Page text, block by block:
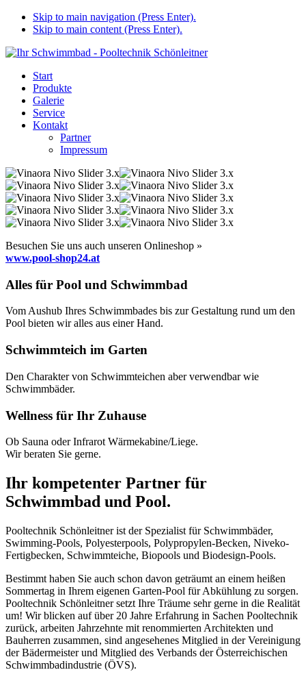
Skip to main navigation (Press Enter).
Skip to main content (Press Enter).
Start
Produkte
Galerie
Service
Kontakt
Partner
Impressum
Besuchen Sie uns auch unseren Onlineshop »
www.pool-shop24.at
Alles für Pool und Schwimmbad
Vom Aushub Ihres Schwimmbades bis zur Gestaltung rund um den
Pool bieten wir alles aus einer Hand.
Schwimmteich im Garten
Den Charakter von Schwimmteichen aber verwendbar wie
Schwimmbäder.
Wellness für Ihr Zuhause
Ob Sauna oder Infrarot Wärmekabine/Liege.
Wir beraten Sie gerne.
Ihr kompetenter Partner für
Schwimmbad und Pool.
Pooltechnik Schönleitner ist der Spezialist für Schwimmbäder,
Swimming-Pools, Polyesterpools, Polypropylen-Becken, Niveko-
Fertigbecken, Schwimmteiche, Biopools und Biodesign-Pools.
Bestimmt haben Sie auch schon davon geträumt an einem heißen
Sommertag in Ihrem eigenen Garten-Pool für Abkühlung zu sorgen.
Pooltechnik Schönleitner setzt Ihre Träume sehr gerne in die Realität
um! Wir blicken auf über 20 Jahre Erfahrung in Sachen Pooltechnik
zurück, arbeiten Jahrzehnte mit renommierten Architekten und
Bauherren zusammen, sind angesehenes Mitglied in der Vereinigung
der Bädermeister und Mitglied des Verbands der Österreichischen
Schwimmbadindustrie (ÖVS).